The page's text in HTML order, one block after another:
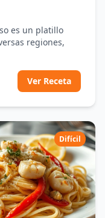
es un platillo
regiones,
Ver Receta
Difícil